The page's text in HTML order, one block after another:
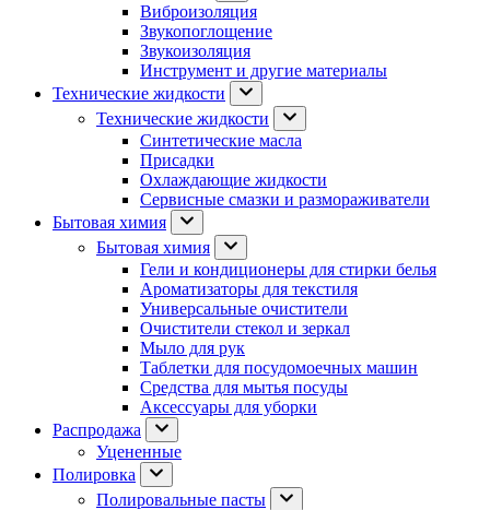
Виброизоляция
Звукопоглощение
Звукоизоляция
Инструмент и другие материалы
Технические жидкости
Технические жидкости
Синтетические масла
Присадки
Охлаждающие жидкости
Сервисные смазки и размораживатели
Бытовая химия
Бытовая химия
Гели и кондиционеры для стирки белья
Ароматизаторы для текстиля
Универсальные очистители
Очистители стекол и зеркал
Мыло для рук
Таблетки для посудомоечных машин
Средства для мытья посуды
Аксессуары для уборки
Распродажа
Уцененные
Полировка
Полировальные пасты